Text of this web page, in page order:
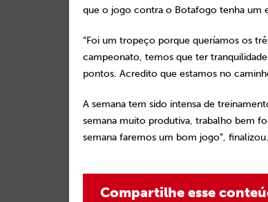
que o jogo contra o Botafogo tenha um
“Foi um tropeço porque queríamos os
campeonato, temos que ter
pontos. Acredito que estamos no
A semana tem sido intensa de
semana muito produtiva, trabalho bem
semana faremos um bom jogo”, finalizou.
Compartilhe esse